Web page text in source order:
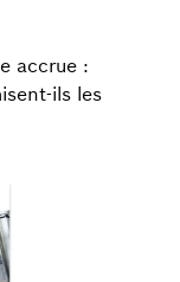
accrue :
ils les